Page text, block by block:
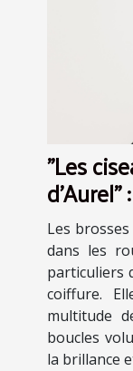
"Les
de
Les
dans les
particuliers
coiffure.
multitude
boucles
la brillance